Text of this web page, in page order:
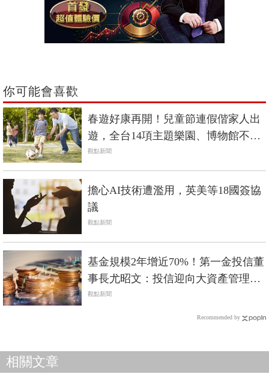
你可能會喜歡
春遊好康再開！兒童節連假偕家人出
遊，全台14項主題樂園、博物館不只
特價、還有免費！
觀點新聞
擔心AI技術遭濫用，英美等18國簽協
議
觀點新聞
基金規模2年增近70%！第一金投信董
事長尤昭文：投信迎向大資產管理時
代
觀點新聞
Recommended by
相關文章